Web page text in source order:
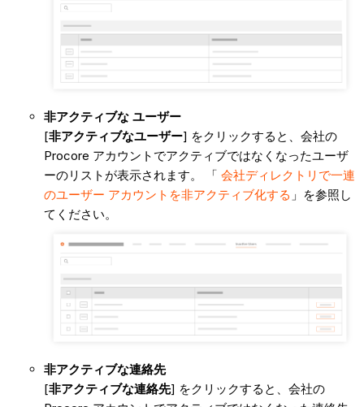
非アクティブな ユーザー
[非アクティブなユーザー] をクリックすると、会社の
Procore アカウントでアクティブではなくなったユーザ
ーのリストが表示されます。 「 会社ディレクトリで一連
のユーザー アカウントを非アクティブ化する 」を参照し
てください。
非アクティブな連絡先
[非アクティブな連絡先] をクリックすると、会社の